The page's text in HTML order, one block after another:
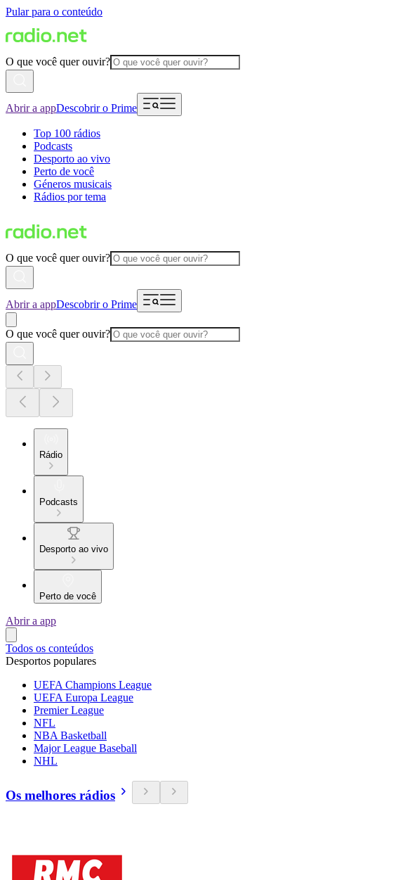
Pular para o conteúdo
O que você quer ouvir?
Abrir a appDescobrir o Prime
Top 100 rádios
Podcasts
Desporto ao vivo
Perto de você
Géneros musicais
Rádios por tema
O que você quer ouvir?
Abrir a appDescobrir o Prime
O que você quer ouvir?
Rádio
Podcasts
Desporto ao vivo
Perto de você
Abrir a app
Todos os conteúdos
Desportos populares
UEFA Champions League
UEFA Europa League
Premier League
NFL
NBA Basketball
Major League Baseball
NHL
Os melhores rádios